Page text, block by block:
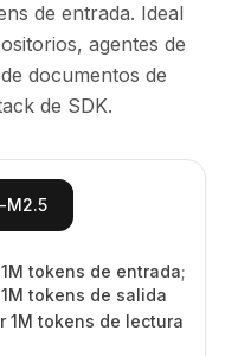
de entrada. Ideal
agentes de
documentos de
de SDK.
M2.5
tokens de entrada;
tokens de salida
1M tokens de lectura